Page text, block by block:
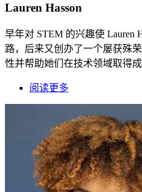
Lauren Hasson
早年对 STEM 的兴趣使 Lauren
路，后来又创办了一个屡获殊
性并帮助她们在技术领域取得成
阅读更多